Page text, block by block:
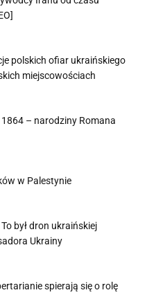
polskich ofiar ukraińskiego
miejscowościach
– narodziny Romana
w Palestynie
był dron ukraińskiej
Ukrainy
spierają się o rolę